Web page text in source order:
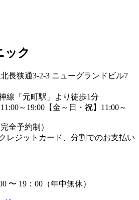
ック
長狭通3-2-3 ニューグランドビル7
線「元町駅」より徒歩1分
～19:00【金～日・祝】11:00～
全予約制）
レジットカード、分割でのお支払い
〜 19：00（年中無休）